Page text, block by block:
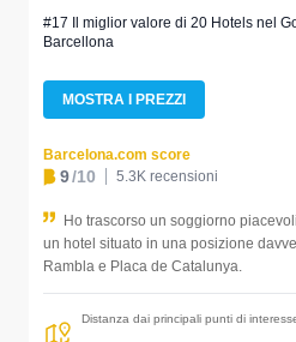
#17 Il miglior valore di 20 Hotels nel
Barcellona
MOSTRA I PREZZI
Barcelona.com score
9/10 5.3K recensioni
Ho trascorso un soggiorno
un hotel situato in una posizione
Rambla e Placa de Catalunya.
Distanza dai principali punti di